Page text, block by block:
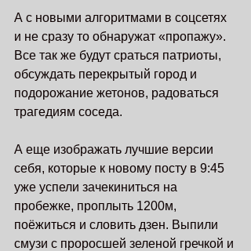
А с новыми алгоритмами в соцсетях
и не сразу то обнаружат «пропажу».
Все так же будут сраться патриоты,
обсуждать перекрытый город и
подорожание жетонов, радоваться
трагедиям соседа.
А еще изображать лучшие версии
себя, которые к новому посту в 9:45
уже успели зачекиниться на
пробежке, проплыть 1200м,
поёжиться и словить дзен. Выпили
смузи с проросшей зеленой гречкой и